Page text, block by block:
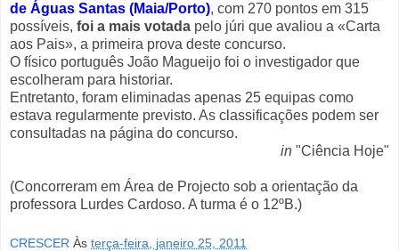
de Águas Santas (Maia/Porto), com 270 pontos em 315
possíveis, foi a mais votada pelo júri que avaliou a «Carta
aos Pais», a primeira prova deste concurso.
O físico português João Magueijo foi o investigador que
escolheram para historiar.
Entretanto, foram eliminadas apenas 25 equipas como
estava regularmente previsto. As classificações podem ser
consultadas na página do concurso.
in "Ciência Hoje"
(Concorreram em Área de Projecto sob a orientação da
professora Lurdes Cardoso. A turma é o 12ºB.)
CRESCER Às terça-feira, janeiro 25, 2011